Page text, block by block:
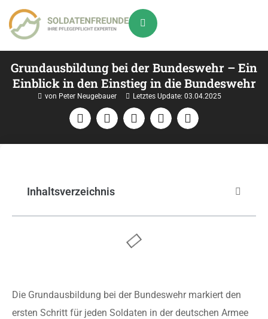
Grundausbildung bei der Bundeswehr – Ein
Einblick in den Einstieg in die Bundeswehr
von Peter Neugebauer Letztes Update: 03.04.2025
Inhaltsverzeichnis
Die Grundausbildung bei der Bundeswehr markiert den
ersten Schritt für jeden Soldaten in der deutschen Armee